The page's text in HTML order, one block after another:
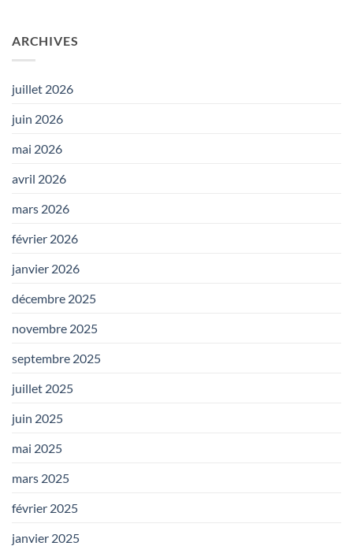
ARCHIVES
juillet 2026
juin 2026
mai 2026
avril 2026
mars 2026
février 2026
janvier 2026
décembre 2025
novembre 2025
septembre 2025
juillet 2025
juin 2025
mai 2025
mars 2025
février 2025
janvier 2025